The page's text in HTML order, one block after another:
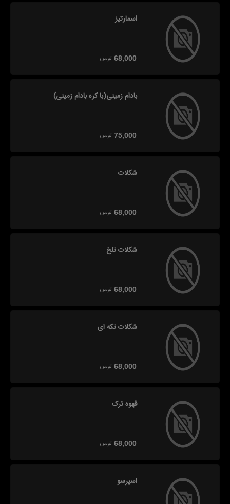
اسمارتیز
68,000 تومان
بادام زمینی(با کره بادام زمینی)
75,000 تومان
شکلات
68,000 تومان
شکلات تلخ
68,000 تومان
شکلات تکه ای
68,000 تومان
قهوه ترک
68,000 تومان
اسپرسو